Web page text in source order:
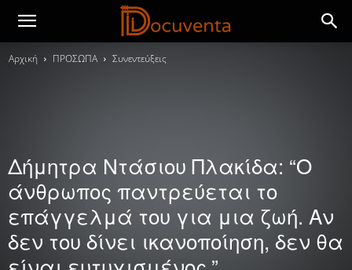
Αρχική ΠΡΟΣΩΠΑ Συνεντεύξεις
Δήμητρα Ντάσιου Πλακίδα: “Ο
άνθρωπος παντρεύεται το
επάγγελμά του για μια ζωή. Αν
δεν του δίνει ικανοποίηση, δεν θα